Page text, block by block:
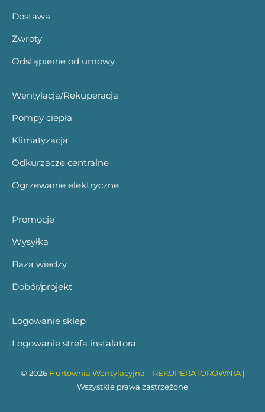
Dostawa
Zwroty
Odstąpienie od umowy
Wentylacja/Rekuperacja
Pompy ciepła
Klimatyzacja
Odkurzacze centralne
Ogrzewanie elektryczne
Promocje
Wysyłka
Baza wiedzy
Dobór/projekt
Logowanie sklep
Logowanie strefa instalatora
© 2026 Hurtownia Wentylacyjna – REKUPERATOROWNIA|
Wszystkie prawa zastrzeżone